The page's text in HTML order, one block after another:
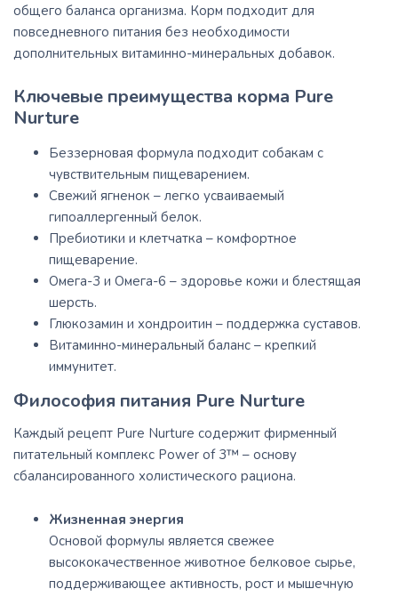
общего баланса организма. Корм подходит для
повседневного питания без необходимости
дополнительных витаминно-минеральных добавок.
Ключевые преимущества корма Pure
Nurture
Беззерновая формула подходит собакам с
чувствительным пищеварением.
Свежий ягненок – легко усваиваемый
гипоаллергенный белок.
Пребиотики и клетчатка – комфортное
пищеварение.
Омега-3 и Омега-6 – здоровье кожи и блестящая
шерсть.
Глюкозамин и хондроитин – поддержка суставов.
Витаминно-минеральный баланс – крепкий
иммунитет.
Философия питания Pure Nurture
Каждый рецепт Pure Nurture содержит фирменный
питательный комплекс Power of 3™ – основу
сбалансированного холистического рациона.
Жизненная энергия
Основой формулы является свежее
высококачественное животное белковое сырье,
поддерживающее активность, рост и мышечную